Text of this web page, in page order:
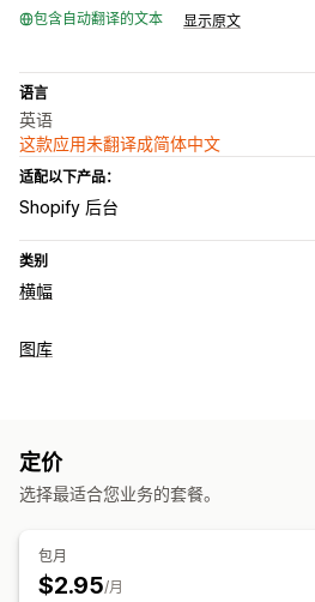
包含自动翻译的文本 显示原文
语言
英语
这款应用未翻译成简体中文
适配以下产品：
Shopify 后台
类别
横幅
横幅类型
横幅位置
分析和报告
图库
定价
选择最适合您业务的套餐。
包月
$2.95/月